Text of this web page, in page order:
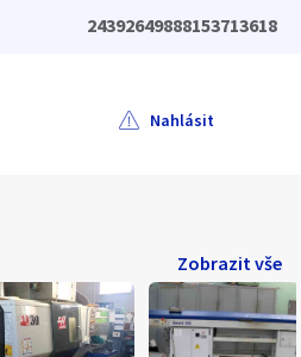
24392649888153713618
Nahlásit
Zobrazit vše